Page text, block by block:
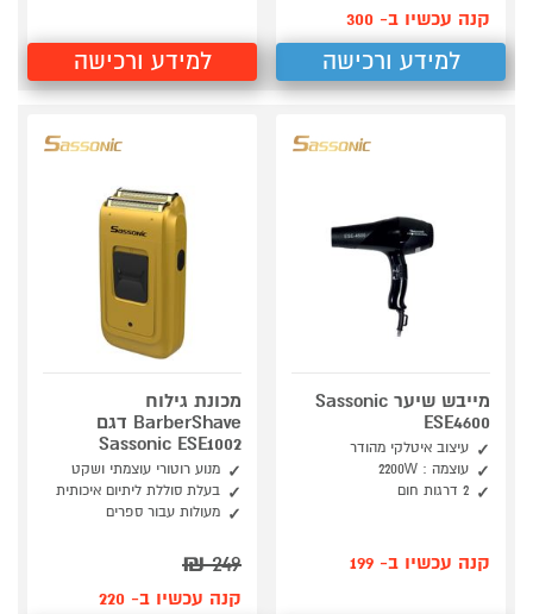
קנה עכשיו ב- 300
למידע ורכישה למידע ורכישה
מייבש שיער Sassonic
ESE4600
עיצוב איטלקי מהודר
עוצמה : 2200W
2 דרגות חום
קנה עכשיו ב- 199
מכונת גילוח
BarberShave דגם
Sassonic ESE1002
מנוע רוטורי עוצמתי ושקט
בעלת סוללת ליתיום איכותית
מעולות עבור ספרים
249
₪
קנה עכשיו ב- 220